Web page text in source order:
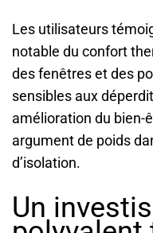
Les utilisateurs
notable du confort
des fenêtres et des
sensibles aux
amélioration du bien-
argument de poids
d’isolation.
Un